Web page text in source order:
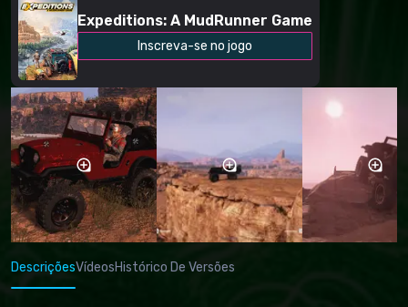
Expeditions: A MudRunner Game
Inscreva-se no jogo
DescriçõesVídeosHistórico De Versões